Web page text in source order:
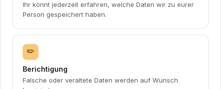
Ihr könnt jederzeit erfahren, welche Daten wir zu eurer
Person gespeichert haben.
✏️
Berichtigung
Falsche oder veraltete Daten werden auf Wunsch